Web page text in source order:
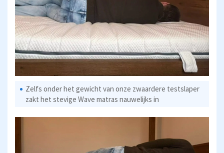
Zelfs onder het gewicht van onze zwaardere testslaper
zakt het stevige Wave matras nauwelijks in